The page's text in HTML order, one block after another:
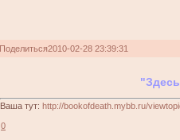
Поделиться2010-02-28 23:39:31
Ваша тут:http://bookofdeath.mybb.ru/
0